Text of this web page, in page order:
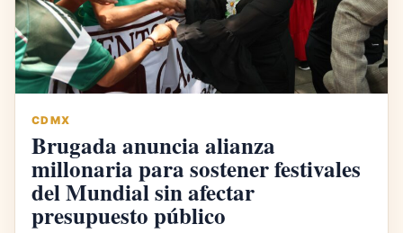
CDMX
Brugada anuncia alianza
millonaria para sostener festivales
del Mundial sin afectar
presupuesto público